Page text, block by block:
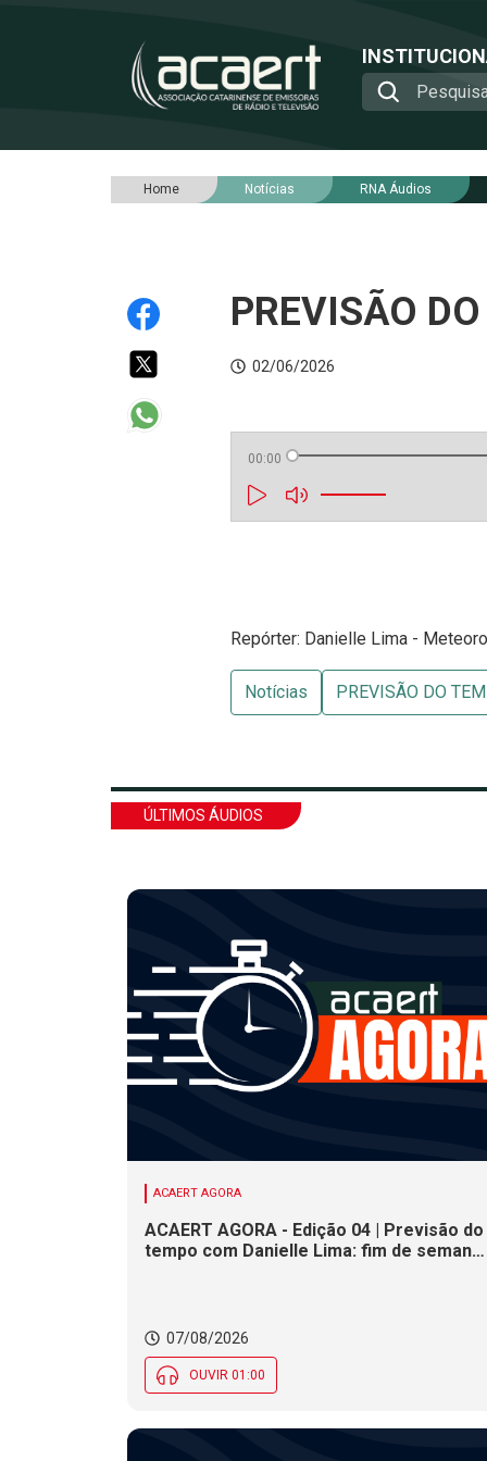
Home Notícias RNA Áudios
PREVISÃO
02/06/2026
00:00
Repórter: Danielle Lima -
Notícias PREVISÃO DO
ÚLTIMOS ÁUDIOS
ACAERT AGORA
ACAERT AGORA - Edição 04 | Previsão do
tempo com Danielle Lima: fim de semana
07/08/2026
OUVIR 01:00